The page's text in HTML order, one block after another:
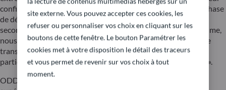
confiance et honorés de les faire participer à cette nouvelle phase
de développement de notre expertise dans les transactions
secondaires » ajoute Anne Bismut. « Avec ce deuxième millésime,
nous poursuivons notre stratégie d’adresser tous les types de
transactions secondaires dans le monde, avec un accent
particulier sur les actifs de moyenne et grande capitalisation ».
ODDO BHF Secondaries Fund II est d’une taille trois fois
site externe. Vous pouvez accepter ces cookies, les
refuser ou personnaliser vos choix en cliquant sur les
boutons de cette fenêtre. Le bouton Paramétrer les
cookies met à votre disposition le détail des traceurs
et vous permet de revenir sur vos choix à tout
moment.